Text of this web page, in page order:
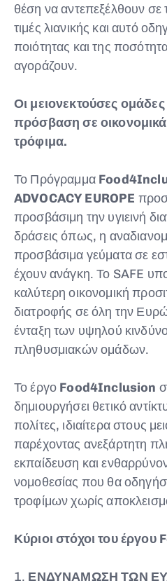
θέση να αντεπεξέλθουν σε
τιμές λιανικής και αυτό
ποιότητας και της
αγοράζουν.
Οι μειονεκτούσες
πρόσβαση σε οικονομικά
τρόφιμα.
Το Πρόγραμμα
ADVOCACY EUROPE
προσβάσιμη την υγιεινή
δράσεις όπως, η
προσβάσιμα γεύματα σε
έχουν ανάγκη. Το SAFE
καλύτερη οικονομική
διατροφής σε όλη την
ένταξη των υψηλού
πληθυσμιακών ομάδων.
Το έργο Food4Inclusion
δημιουργήσει θετικό
πολίτες, ιδιαίτερα στους
παρέχοντας ανεξάρτητη
εκπαίδευση και
νομοθεσίας που θα
τροφίμων χωρίς
Κύριοι στόχοι του
1. ΕΝΔΥΝΑΜΩΣΗ ΤΩΝ